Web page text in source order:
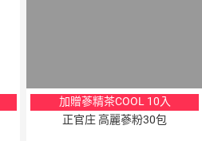
加贈蔘精茶COOL 10入
正官庄 高麗蔘粉30包